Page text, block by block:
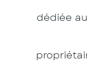
dédiée